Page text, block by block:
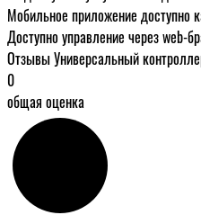
Мобильное приложение доступно
Доступно управление через web-
Отзывы Универсальный
0
общая оценка